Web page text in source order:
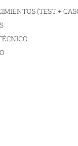
(TEST +